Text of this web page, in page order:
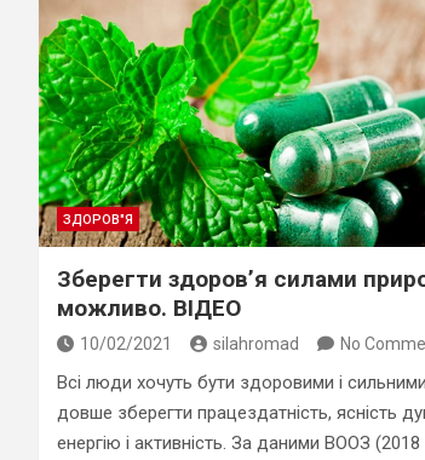
ЗДОРОВ"Я
Зберегти здоров’я силами
можливо. ВІДЕО
10/02/2021 silahromad No
Всі люди хочуть бути здоровими і
довше зберегти працездатність, ясність
енергію і активність. За даними ВООЗ (2018